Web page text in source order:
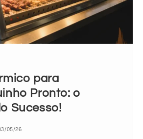
para
Pronto: o
Sucesso!
05/26